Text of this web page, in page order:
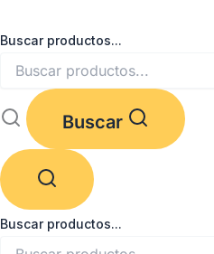
al
contenido
Buscar productos...
Buscar
Buscar productos...